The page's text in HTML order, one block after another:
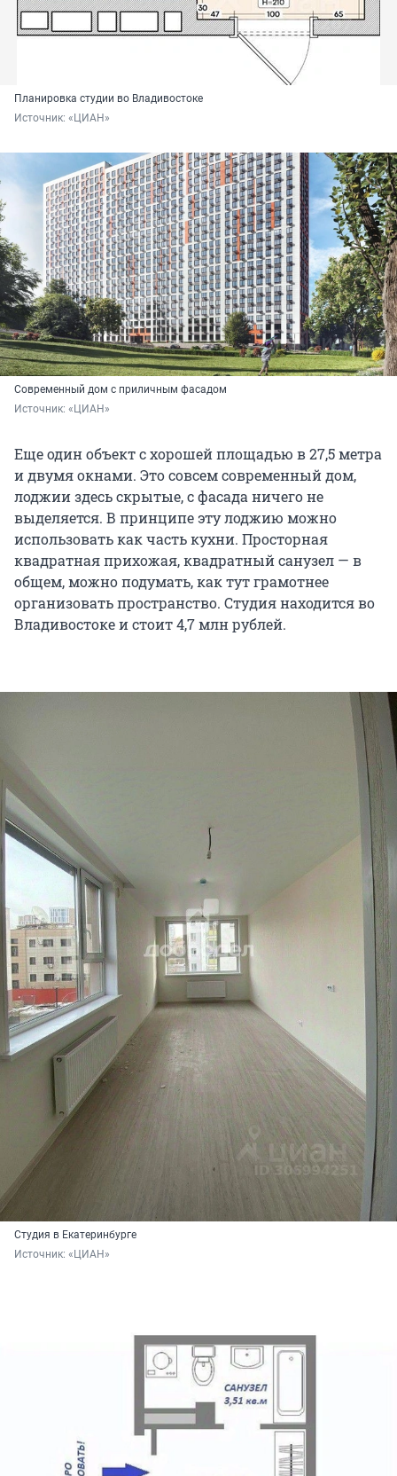
Планировка студии во Владивостоке
Источник: «ЦИАН»
Современный дом с приличным фасадом
Источник: «ЦИАН»
Еще один объект с хорошей площадью в 27,5 метра
и двумя окнами. Это совсем современный дом,
лоджии здесь скрытые, с фасада ничего не
выделяется. В принципе эту лоджию можно
использовать как часть кухни. Просторная
квадратная прихожая, квадратный санузел — в
общем, можно подумать, как тут грамотнее
организовать пространство. Студия находится во
Владивостоке и стоит 4,7 млн рублей.
Студия в Екатеринбурге
Источник: «ЦИАН»